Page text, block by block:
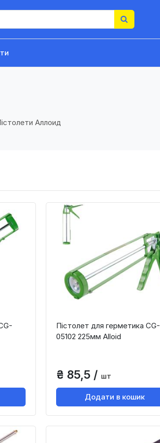
Аллоид
Пістолет для герметика CG-
05102 225мм Alloid
₴ 85,5 / шт
Додати в кошик